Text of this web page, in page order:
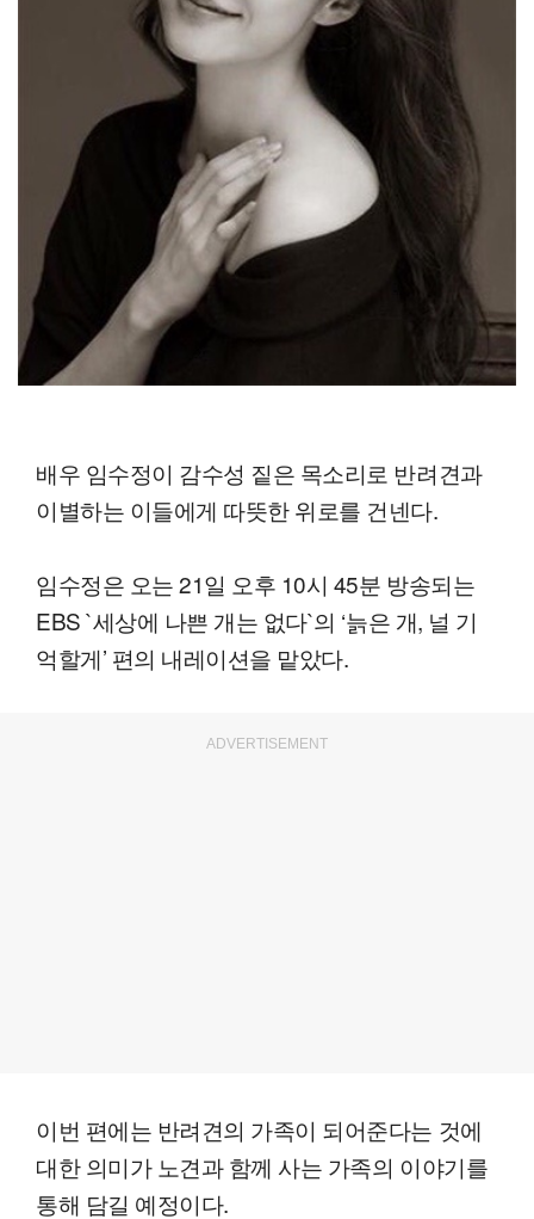
배우 임수정이 감수성 짙은 목소리로 반려견과
이별하는 이들에게 따뜻한 위로를 건넨다.
임수정은 오는 21일 오후 10시 45분 방송되는
EBS `세상에 나쁜 개는 없다`의 ‘늙은 개, 널 기
억할게’ 편의 내레이션을 맡았다.
ADVERTISEMENT
이번 편에는 반려견의 가족이 되어준다는 것에
대한 의미가 노견과 함께 사는 가족의 이야기를
통해 담길 예정이다.